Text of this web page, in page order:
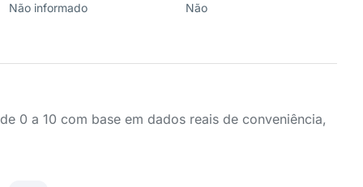
Não informado
Não
0 a 10 com base em dados reais de conveniência,